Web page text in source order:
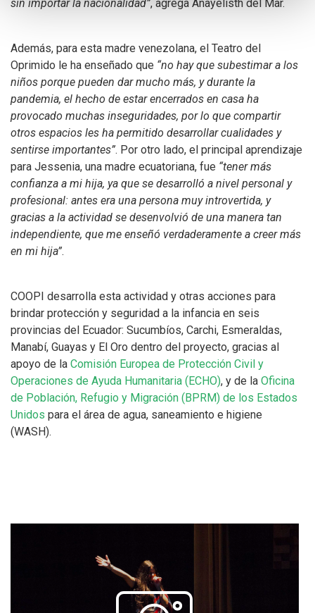
sin importar la nacionalidad”, agrega Anayelisth del Mar.
Además, para esta madre venezolana, el Teatro del
Oprimido le ha enseñado que “no hay que subestimar a los
niños porque pueden dar mucho más, y durante la
pandemia, el hecho de estar encerrados en casa ha
provocado muchas inseguridades, por lo que compartir
otros espacios les ha permitido desarrollar cualidades y
sentirse importantes”. Por otro lado, el principal aprendizaje
para Jessenia, una madre ecuatoriana, fue “tener más
confianza a mi hija, ya que se desarrolló a nivel personal y
profesional: antes era una persona muy introvertida, y
gracias a la actividad se desenvolvió de una manera tan
independiente, que me enseñó verdaderamente a creer más
en mi hija”.
COOPI desarrolla esta actividad y otras acciones para
brindar protección y seguridad a la infancia en seis
provincias del Ecuador: Sucumbíos, Carchi, Esmeraldas,
Manabí, Guayas y El Oro dentro del proyecto, gracias al
apoyo de la Comisión Europea de Protección Civil y
Operaciones de Ayuda Humanitaria (ECHO), y de la Oficina
de Población, Refugio y Migración (BPRM) de los Estados
Unidos para el área de agua, saneamiento e higiene
(WASH).